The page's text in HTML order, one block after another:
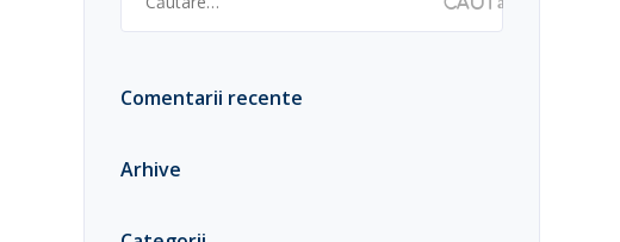
după:
Comentarii recente
Arhive